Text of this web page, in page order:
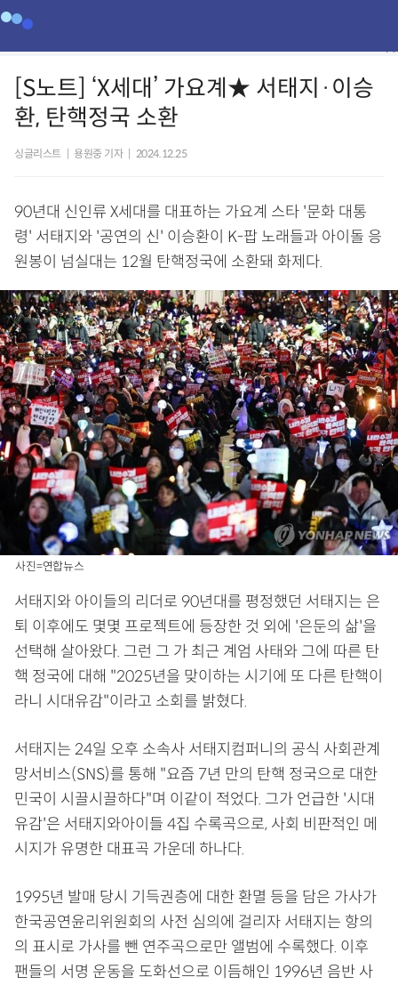
[S노트] ‘X세대’ 가요계★ 서태지·이승
환, 탄핵정국 소환
싱글리스트 용원중 기자 2024.12.25
90년대 신인류 X세대를 대표하는 가요계 스타 '문화 대통
령' 서태지와 '공연의 신' 이승환이 K-팝 노래들과 아이돌 응
원봉이 넘실대는 12월 탄핵정국에 소환돼 화제다.
사진=연합뉴스
서태지와 아이들의 리더로 90년대를 평정했던 서태지는 은
퇴 이후에도 몇몇 프로젝트에 등장한 것 외에 '은둔의 삶'을
선택해 살아왔다. 그런 그 가 최근 계엄 사태와 그에 따른 탄
핵 정국에 대해 "2025년을 맞이하는 시기에 또 다른 탄핵이
라니 시대유감"이라고 소회를 밝혔다.
서태지는 24일 오후 소속사 서태지컴퍼니의 공식 사회관계
망서비스(SNS)를 통해 "요즘 7년 만의 탄핵 정국으로 대한
민국이 시끌시끌하다"며 이같이 적었다. 그가 언급한 '시대
유감'은 서태지와아이들 4집 수록곡으로, 사회 비판적인 메
시지가 유명한 대표곡 가운데 하나다.
1995년 발매 당시 기득권층에 대한 환멸 등을 담은 가사가
한국공연윤리위원회의 사전 심의에 걸리자 서태지는 항의
의 표시로 가사를 뺀 연주곡으로만 앨범에 수록했다. 이후
팬들의 서명 운동을 도화선으로 이듬해인 1996년 음반 사